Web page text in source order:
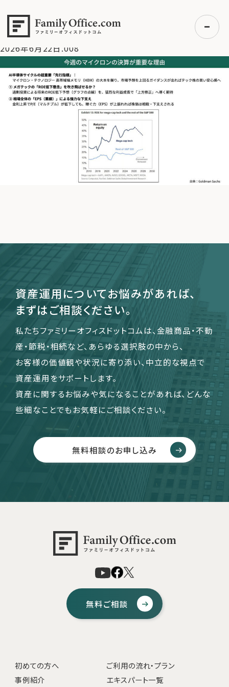
初めての方へ
ご利用の流れ・プラン
エキスパート一覧
運営会社
ファミリーオフィスとは
関連書籍
メールマガジン登録
よくある質問
換？米国株へのインパクトは？>2026年6月22日.008
2026年6月22日.008
資産運用についてお悩みがあれば、
まずはご相談ください。
私たちファミリーオフィスドットコムは、金融商品・不動
産・節税・相続など、あらゆる選択肢の中から、
お客様の価値観や状況に寄り添い、中立的な視点で
資産運用をサポートします。
資産に関するお悩みや気になることがあれば、どんな
些細なことでもお気軽にご相談ください。
無料相談のお申し込み
無料ご相談
初めての方へ
ご利用の流れ・プラン
事例紹介
エキスパート一覧